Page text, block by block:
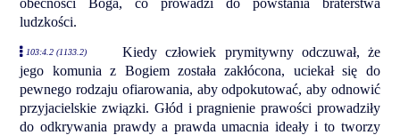
obecności Boga, co prowadzi do powstania braterstwa
ludzkości.
103:4.2 (1133.2)
Kiedy człowiek prymitywny odczuwał, że
jego komunia z Bogiem została zakłócona, uciekał się do
pewnego rodzaju ofiarowania, aby odpokutować, aby odnowić
przyjacielskie związki. Głód i pragnienie prawości prowadziły
do odkrywania prawdy a prawda umacnia ideały i to tworzy